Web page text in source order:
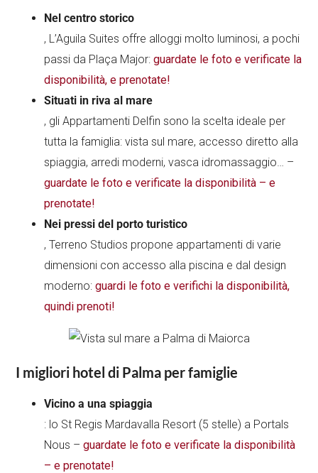
Nel centro storico
, L’Aguila Suites offre alloggi molto luminosi, a pochi
passi da Plaça Major:guardate le foto e verificate la
disponibilità, e prenotate!
Situati in riva al mare
, gli Appartamenti Delfin sono la scelta ideale per
tutta la famiglia: vista sul mare, accesso diretto alla
spiaggia, arredi moderni, vasca idromassaggio… –
guardate le foto e verificate la disponibilità – e
prenotate!
Nei pressi del porto turistico
, Terreno Studios propone appartamenti di varie
dimensioni con accesso alla piscina e dal design
moderno:guardi le foto e verifichi la disponibilità,
quindi prenoti!
I migliori hotel di Palma per famiglie
Vicino a una spiaggia
: lo St Regis Mardavalla Resort (5 stelle) a Portals
Nous –guardate le foto e verificate la disponibilità
– e prenotate!